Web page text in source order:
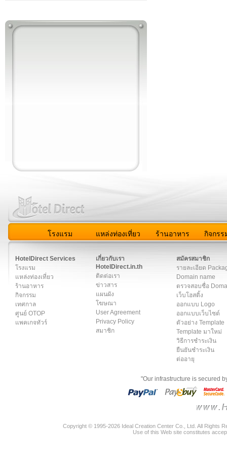
โรงแรม แหล่งท่องเที่ยว ร้านอาหาร กิจกรร
HotelDirect Services
โรงแรม
แหล่งท่องเที่ยว
ร้านอาหาร
กิจกรรม
เทศกาล
ศูนย์ OTOP
แพคเกจทัวร์
เกี่ยวกับเรา
HotelDirect.in.th
ติดต่อเรา
ข่าวสาร
แผนผัง
โฆษณา
User Agreement
Privacy Policy
สมาชิก
สมัครสมาชิก
รายละเอียด
Domain name
ตรวจสอบชื่อ
เว็บโฮสติ้ง
ออกแบบ Logo
ออกแบบเว็บไซต์
ตัวอย่าง Template
Template มาใหม่
วิธีการชำระเงิน
ยืนยันชำระเงิน
ต่ออายุ
"Our infrastructure is secured
Copyright © 1995-2026 Ideal Creation Center Co., Ltd. All Rights
Use of this Web site constitutes